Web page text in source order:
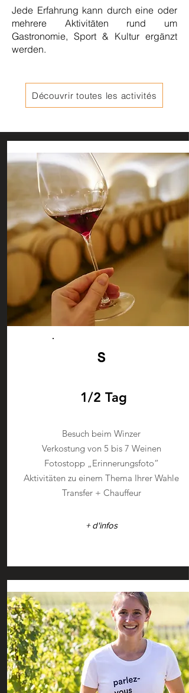
Jede Erfahrung kann durch eine oder
mehrere Aktivitäten rund um
Gastronomie, Sport & Kultur ergänzt
werden.
Découvrir toutes les activités
S
Besuch beim Winzer
Verkostung von 5 bis 7 Weinen
Fotostopp „Erinnerungsfoto“
Aktivitäten zu einem Thema Ihrer Wahle
Transfer + Chauffeur
1/2 Tag
+ d'infos